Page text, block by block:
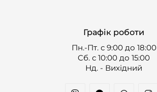
Графік роботи
Пн.-Пт. с 9:00 до 18:00
Cб. с 10:00 до 15:00
Нд. - Вихідний